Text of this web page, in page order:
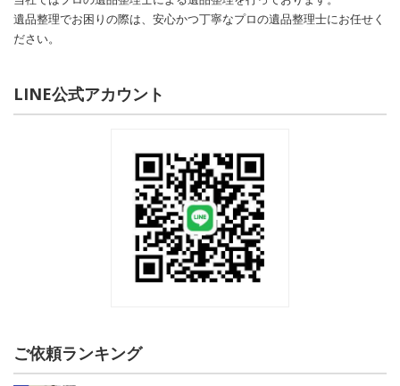
遺品整理でお困りの際は、安心かつ丁寧なプロの遺品整理士にお任せく
ださい。
LINE公式アカウント
ご依頼ランキング